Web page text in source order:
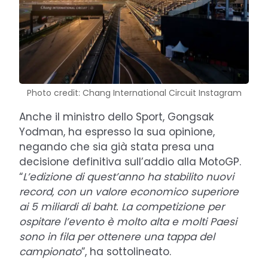
Photo credit: Chang International Circuit Instagram
Anche il ministro dello Sport, Gongsak
Yodman, ha espresso la sua opinione,
negando che sia già stata presa una
decisione definitiva sull’addio alla MotoGP.
“L’edizione di quest’anno ha stabilito nuovi
record, con un valore economico superiore
ai 5 miliardi di baht. La competizione per
ospitare l’evento è molto alta e molti Paesi
sono in fila per ottenere una tappa del
campionato”, ha sottolineato.